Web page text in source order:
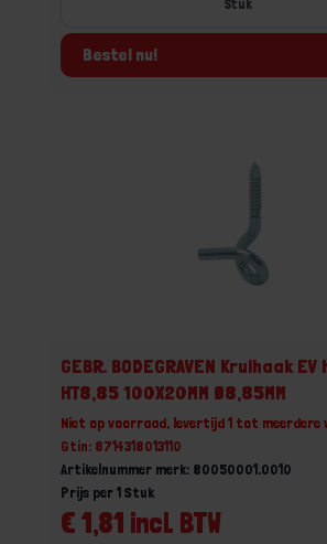
Bestel nu!
GEBR. BODEGRAVEN Krulhaak
HT8,85 100X20MM Ø8,85MM
Niet op voorraad, levertijd 1 tot meerdere
Gtin: 8714318013110
Artikelnummer merk: 80050001.0010
€ 1,81 incl. BTW
Prijs per 1 Stuk